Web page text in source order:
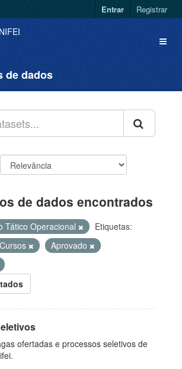
Entrar Registrar
de dados
de dados encontrados
Tático Operacional
Etiquetas:
Cursos
Aprovado
ofertadas e processos seletivos de